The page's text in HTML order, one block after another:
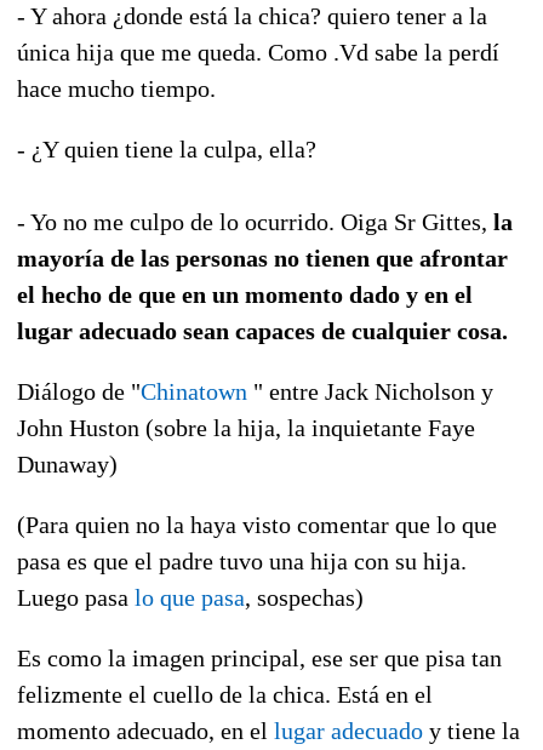
- Y ahora ¿donde está la chica? quiero tener a la
única hija que me queda. Como .Vd sabe la perdí
hace mucho tiempo.
- ¿Y quien tiene la culpa, ella?
- Yo no me culpo de lo ocurrido. Oiga Sr Gittes, la
mayoría de las personas no tienen que afrontar
el hecho de que en un momento dado y en el
lugar adecuado sean capaces de cualquier cosa.
Diálogo de "Chinatown " entre Jack Nicholson y
John Huston (sobre la hija, la inquietante Faye
Dunaway)
(Para quien no la haya visto comentar que lo que
pasa es que el padre tuvo una hija con su hija.
Luego pasa lo que pasa, sospechas)
Es como la imagen principal, ese ser que pisa tan
felizmente el cuello de la chica. Está en el
momento adecuado, en el lugar adecuado y tiene la